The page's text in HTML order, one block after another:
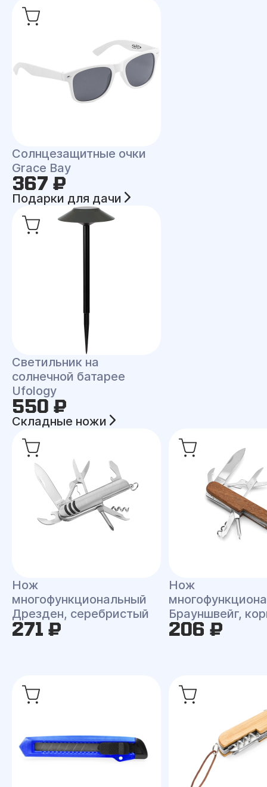
Солнцезащитные очки
Grace Bay
367 ₽
Подарки для дачи
Светильник на
солнечной батарее
Ufology
550 ₽
Складные ножи
Нож
многофункциональный
Дрезден, серебристый
271 ₽
Нож
Брауншвейг,
206 ₽